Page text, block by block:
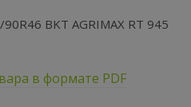
BKT AGRIMAX RT 945
в формате PDF